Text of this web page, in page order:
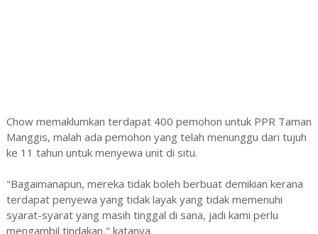
Chow memaklumkan terdapat 400 pemohon untuk PPR Taman
Manggis, malah ada pemohon yang telah menunggu dari tujuh
ke 11 tahun untuk menyewa unit di situ.
"Bagaimanapun, mereka tidak boleh berbuat demikian kerana
terdapat penyewa yang tidak layak yang tidak memenuhi
syarat-syarat yang masih tinggal di sana, jadi kami perlu
mengambil tindakan," katanya.